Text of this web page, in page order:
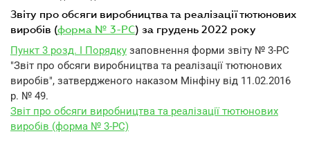
звіту про обсяги виробництва та реалізації тютюнових
виробів (форма № 3-РС) за грудень 2022 року
Пункт 3 розд. I Порядку заповнення форми звіту № 3-РС
"Звіт про обсяги виробництва та реалізації тютюнових
виробів", затвердженого наказом Мінфіну від 11.02.2016
р. № 49.
Звіт про обсяги виробництва та реалізації тютюнових
виробів (форма № 3-РС)